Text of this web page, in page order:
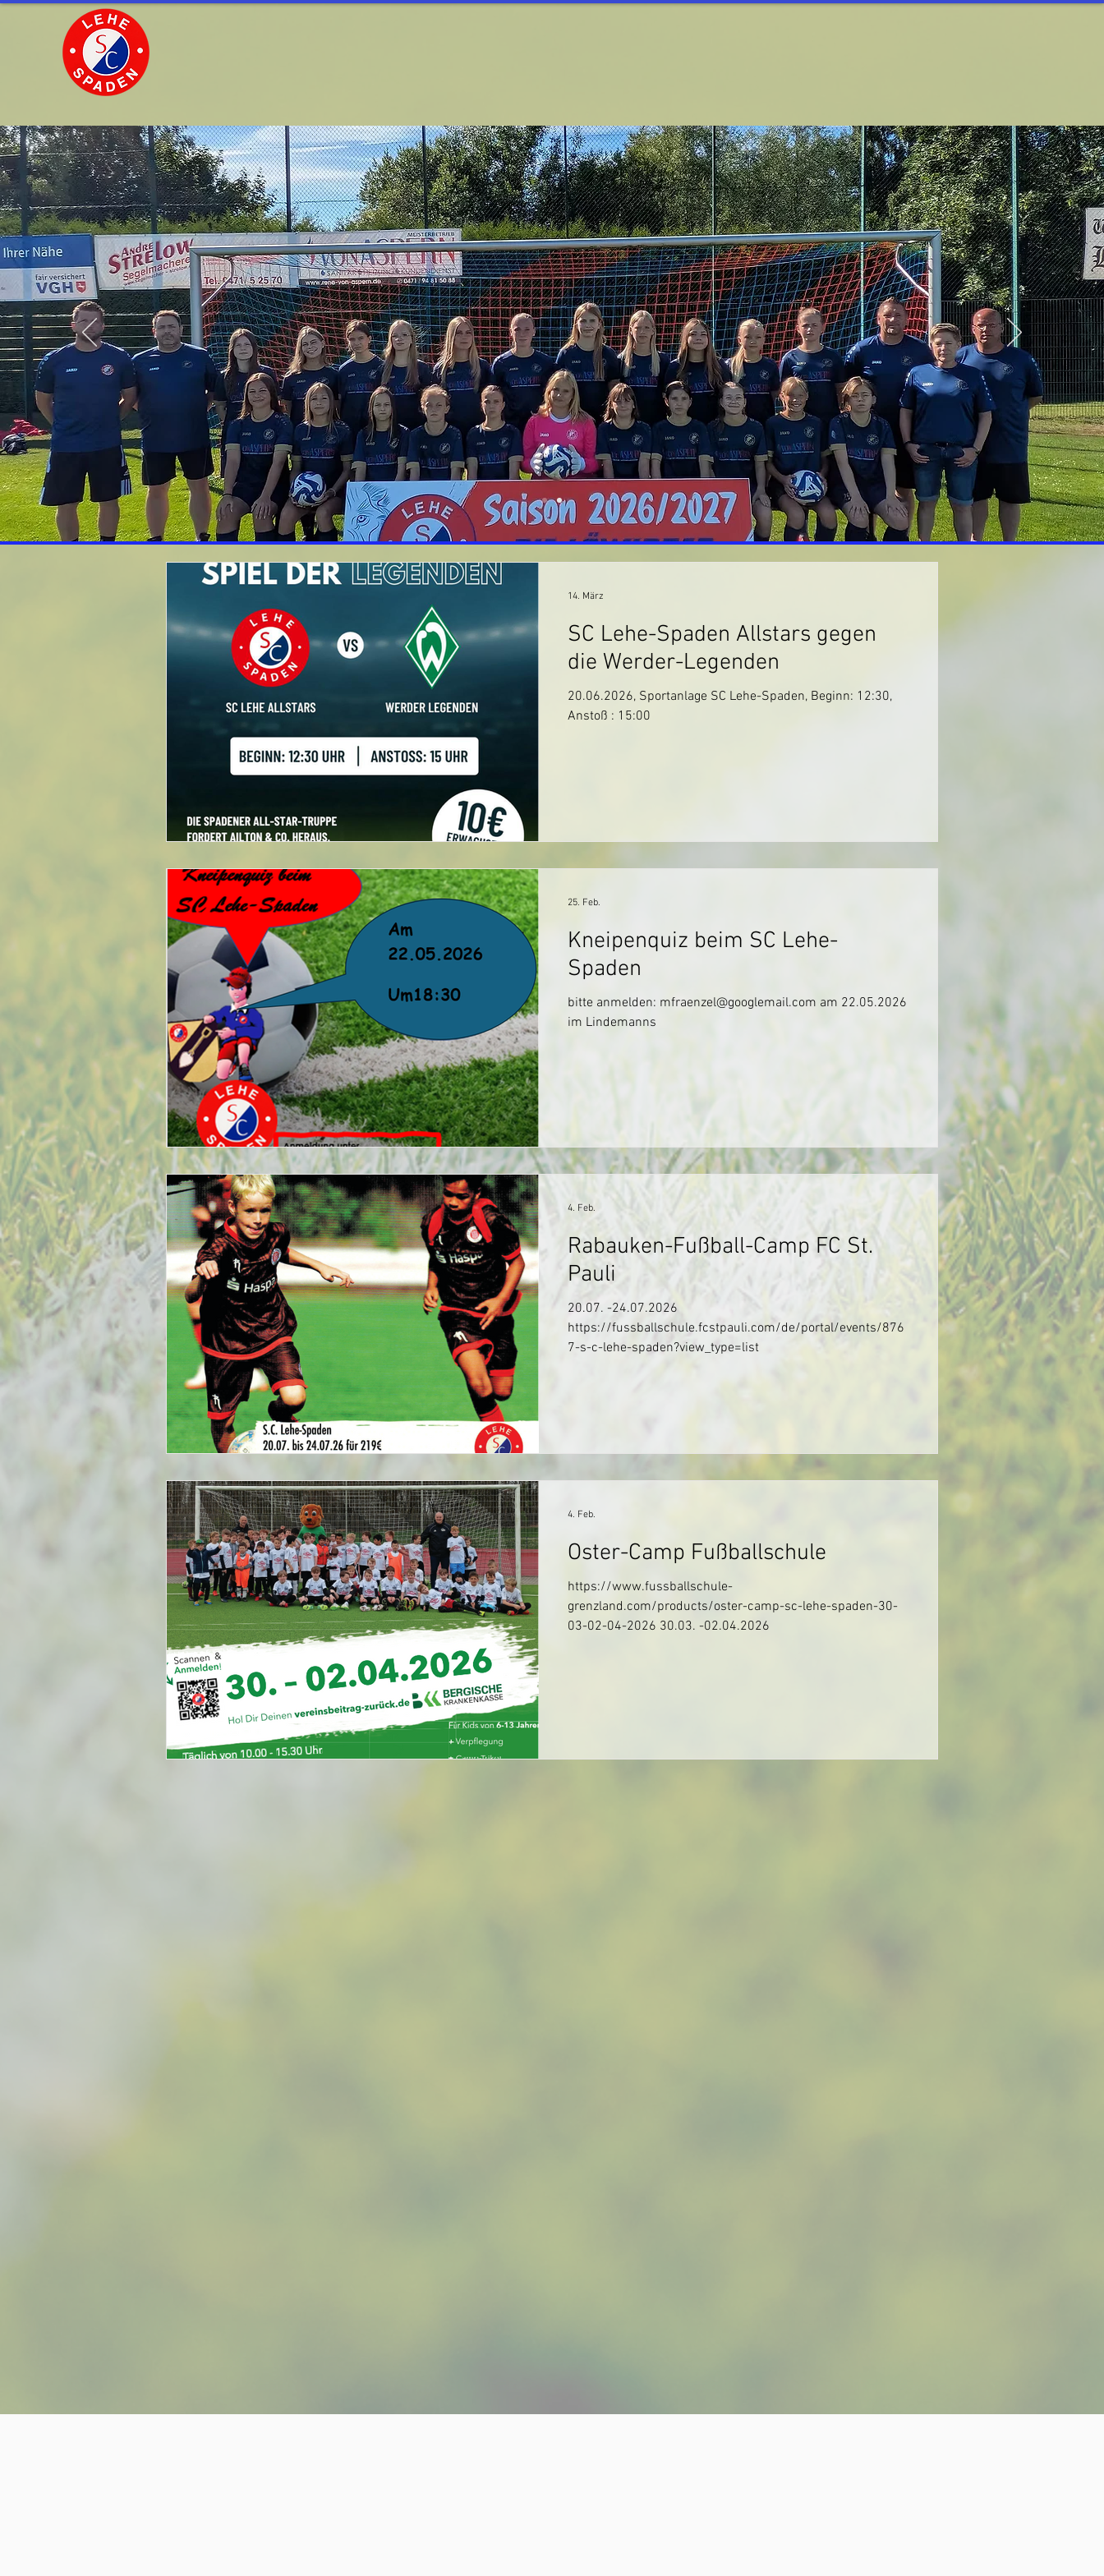
SC Lehe-Spaden Allstars gegen
die Werder-Legenden
20.06.2026, Sportanlage SC Lehe-Spaden, Beginn: 12:30,
Anstoß : 15:00
14. März
Kneipenquiz beim SC Lehe-
Spaden
bitte anmelden: mfraenzel@googlemail.com am 22.05.2026
im Lindemanns
25. Feb.
Rabauken-Fußball-Camp FC St.
Pauli
20.07. -24.07.2026
https://fussballschule.fcstpauli.com/de/portal/events/876
7-s-c-lehe-spaden?view_type=list
4. Feb.
Oster-Camp Fußballschule
https://www.fussballschule-
grenzland.com/products/oster-camp-sc-lehe-spaden-30-
03-02-04-2026 30.03. -02.04.2026
4. Feb.